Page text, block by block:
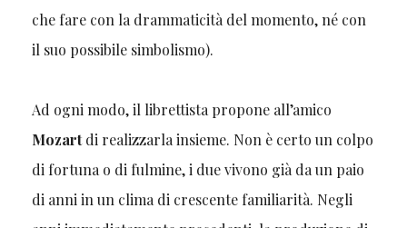
che fare con la drammaticità del momento, né con
il suo possibile simbolismo).
Ad ogni modo, il librettista propone all’amico
Mozartdi realizzarla insieme. Non è certo un colpo
di fortuna o di fulmine, i due vivono già da un paio
di anni in un clima di crescente familiarità. Negli